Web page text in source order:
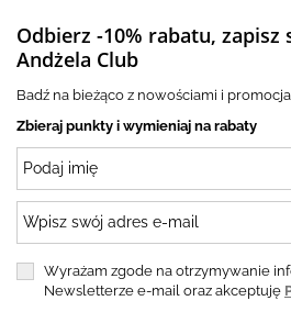
Odbierz -10% rabatu,
Andżela Club
Badź na bieżąco z nowościami i
Zbieraj punkty i wymieniaj na rabaty
Wyrażam zgode na otrzymywanie
Newsletterze e-mail oraz akceptuję